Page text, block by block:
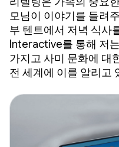
모님이 이야기를 들려
부 텐트에서 저녁 식사
Interactive를 통해 저
가지고 사미 문화에 대
전 세계에 이를 알리고